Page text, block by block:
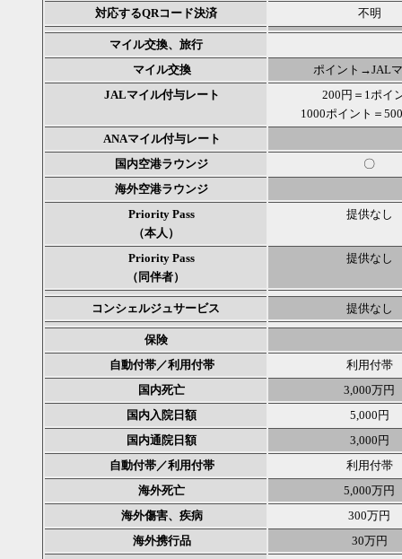
対応するQRコード決済
不明
マイル交換、旅行
マイル交換
ポイント→JAL
JALマイル付与レート
200円＝1ポイ
1000ポイント＝
ANAマイル付与レート
国内空港ラウンジ
〇
海外空港ラウンジ
Priority Pass
（本人）
提供なし
Priority Pass
（同伴者）
提供なし
コンシェルジュサービス 提供なし
保険
自動付帯／利用付帯
利用付帯
国内死亡
3,000万円
国内入院日額
5,000円
国内通院日額
3,000円
自動付帯／利用付帯
利用付帯
海外死亡
5,000万円
海外傷害、疾病
300万円
海外携行品
30万円